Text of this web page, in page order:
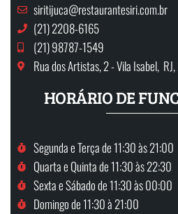
siritijuca@restaurantesiri.com.br
(21) 2208-6165
(21) 98787-1549
Rua dos Artistas, 2 - Vila Isabel,
HORÁRIO DE
Segunda e Terça de 11:30 às 21:00
Quarta e Quinta de 11:30 às 22:30
Sexta e Sábado de 11:30 às 00:00
Domingo de 11:30 à 21:00